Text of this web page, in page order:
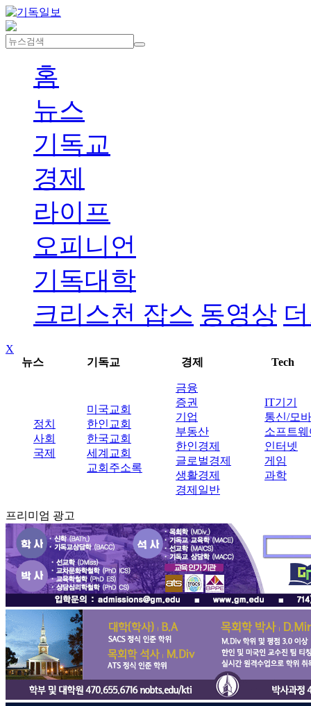
홈
뉴스
기독교
경제
라이프
오피니언
기독대학
크리스천 잡스 동영상
X
뉴스
기독교 경제 Tech
정치
사회
국제
미국교회
한인교회
한국교회
세계교회
교회주소록
금융
증권
기업
부동산
한인경제
글로벌경제
생활경제
경제일반
IT기기
통신/모
소프트웨
인터넷
게임
과학
프리미엄 광고